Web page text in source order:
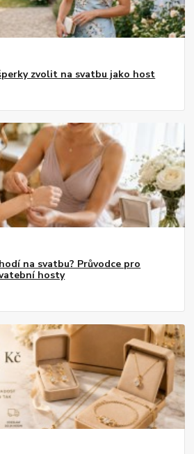
zvolit na svatbu jako host
na svatbu? Průvodce pro
hosty